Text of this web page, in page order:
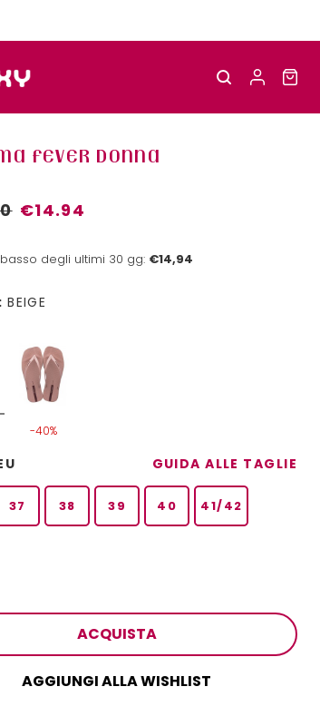
FEVER DONNA
€14.94
degli ultimi 30 gg: €14,94
BEIGE
-40%
GUIDA ALLE TAGLIE
37 38 39 40 41/42
ACQUISTA
AGGIUNGI ALLA WISHLIST